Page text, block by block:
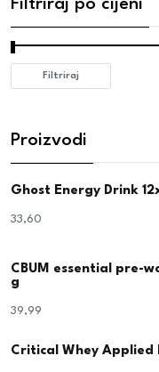
Filtriraj po cijeni
Filtriraj
Proizvodi
Ghost Energy Drink
33,60
CBUM essential pre-
g
39,99
Critical Whey